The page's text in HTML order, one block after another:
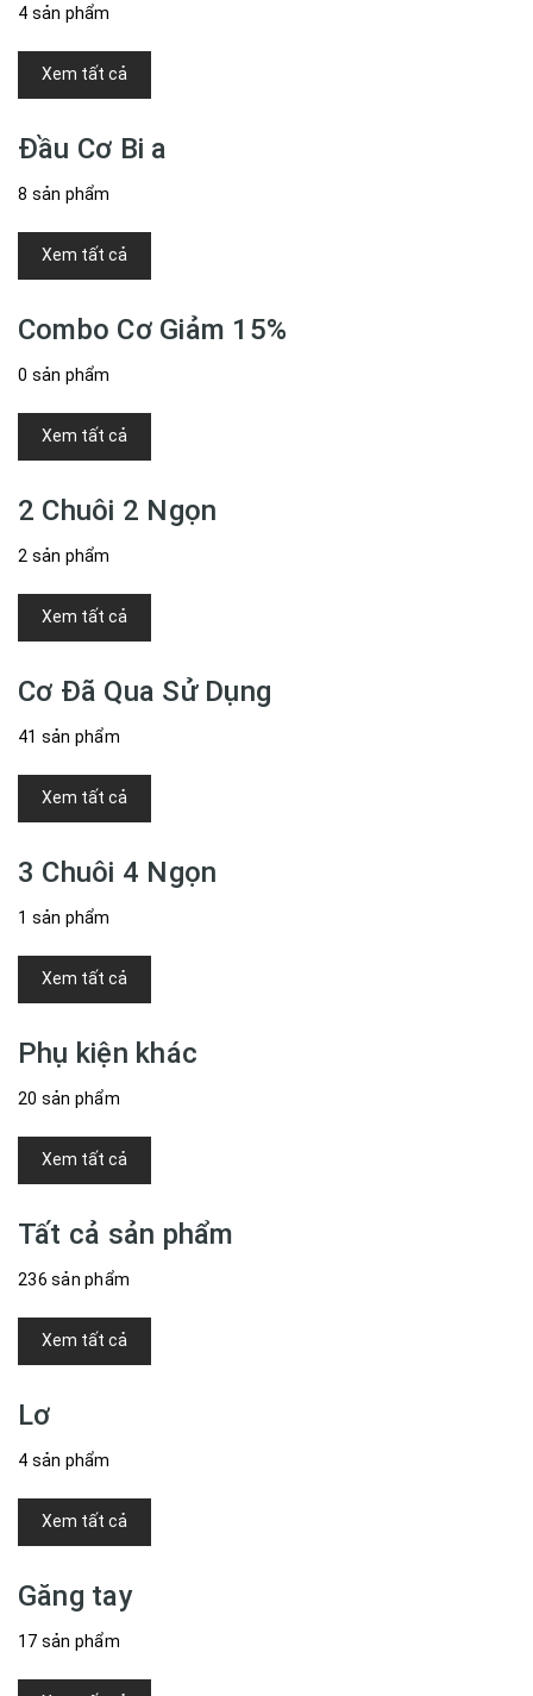
4 sản phẩm
Xem tất cả
Đầu Cơ Bi a
8 sản phẩm
Xem tất cả
Combo Cơ Giảm 15%
0 sản phẩm
Xem tất cả
2 Chuôi 2 Ngọn
2 sản phẩm
Xem tất cả
Cơ Đã Qua Sử Dụng
41 sản phẩm
Xem tất cả
3 Chuôi 4 Ngọn
1 sản phẩm
Xem tất cả
Phụ kiện khác
20 sản phẩm
Xem tất cả
Tất cả sản phẩm
236 sản phẩm
Xem tất cả
Lơ
4 sản phẩm
Xem tất cả
Găng tay
17 sản phẩm